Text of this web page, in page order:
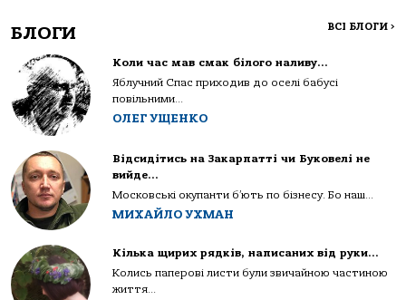
БЛОГИ ВСІ БЛОГИ >
Коли час мав смак білого наливу…
Яблучний Спас приходив до оселі бабусі
повільними...
ОЛЕГ УЩЕНКО
Відсидітись на Закарпатті чи Буковелі не
вийде…
Московські окупанти б’ють по бізнесу. Бо наш...
МИХАЙЛО УХМАН
Кілька щирих рядків, написаних від руки…
Колись паперові листи були звичайною частиною
життя...